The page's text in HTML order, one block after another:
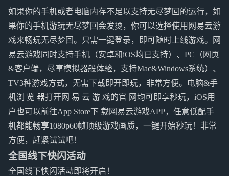
如果你的手机或者电脑内存不足以支持无尽梦回的运行，如
果你的手机游玩无尽梦回会发烫，你可以选择使用网易云游
戏来畅玩无尽梦回。只需一键登录，即可随时上线游戏。网
易云游戏同时支持手机（安卓和iOS均已支持）、PC（网页
&客户端，尽享模拟器般体验，支持Mac&Windows系统）、
TV3种游戏方式，无需下载即开即玩，非常方便。电脑&手
机浏 览 器打开网 易 云 游 戏的官 网均可即享秒玩，iOS用
户也可以前往App Store下 载网易云游戏APP，任意低配手
机都能畅享1080p60帧顶级游戏画质，一键开始秒玩！非常
方便，赶紧试试吧！
全国线下快闪活动
全国线下快闪活动即将开启！